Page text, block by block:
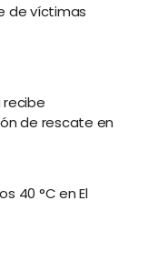
de víctimas
recibe
de rescate en
40 °C en El